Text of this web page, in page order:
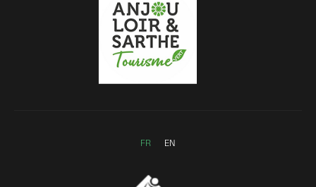
FR EN